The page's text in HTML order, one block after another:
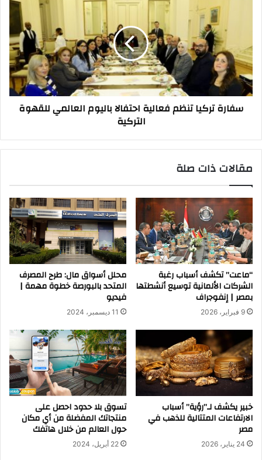
احتفالا
باليوم
العالمي
للقهوة
التركية
سفارة تركيا تنظم فعالية احتفالا باليوم العالمي للقهوة
التركية
مقالات ذات صلة
“ماعت” تكشف أسباب رغبة
الشركات الألمانية توسيع أنشطتها
بمصر | إنفوجراف
9 فبراير، 2026
محلل أسواق مال: طرح المصرف
المتحد بالبورصة خطوة مهمة |
فيديو
11 ديسمبر، 2024
خبير يكشف لـ”رؤية” أسباب
الارتفاعات المتتالية للذهب في
مصر
24 يناير، 2026
تسوق بلا حدود احصل على
منتجاتك المفضلة من أي مكان
حول العالم من خلال هاتفك
22 أبريل، 2024